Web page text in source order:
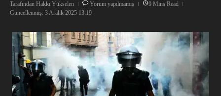
Tarafından Hakkı Yükselen Yorum yapılmamış
9 Mins Read
Güncellenmiş: 3 Aralık 2025 13:19